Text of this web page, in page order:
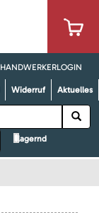
HANDWERKERLOGIN
Widerruf Aktuelles
lagernd